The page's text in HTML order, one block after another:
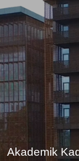
Akademik